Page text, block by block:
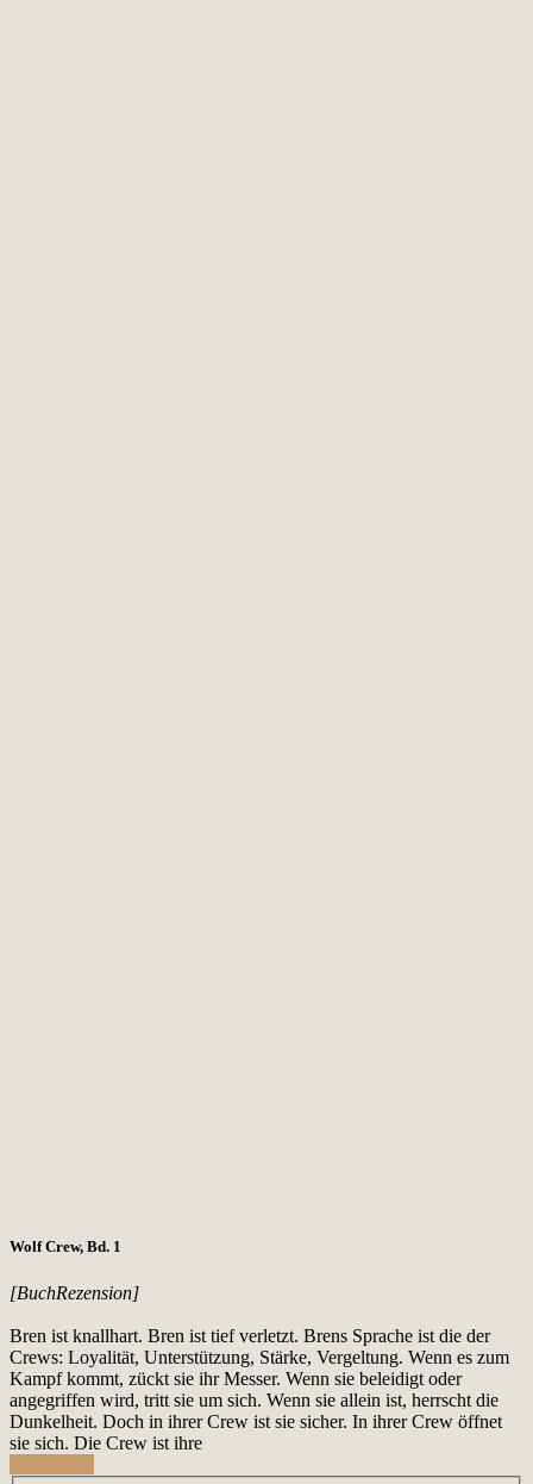
Wolf Crew, Bd. 1
[BuchRezension]
Bren ist knallhart. Bren ist tief verletzt. Brens Sprache ist die der
Crews: Loyalität, Unterstützung, Stärke, Vergeltung. Wenn es zum
Kampf kommt, zückt sie ihr Messer. Wenn sie beleidigt oder
angegriffen wird, tritt sie um sich. Wenn sie allein ist, herrscht die
Dunkelheit. Doch in ihrer Crew ist sie sicher. In ihrer Crew öffnet
sie sich. Die Crew ist ihre